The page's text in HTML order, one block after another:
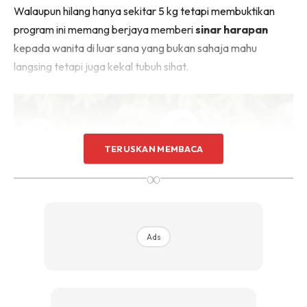
Walaupun hilang hanya sekitar 5 kg tetapi membuktikan
program ini memang berjaya memberisinar harapan
kepada wanita di luar sana yang bukan sahaja mahu
langsing tetapi juga kekal tubuh sihat.
TERUSKAN MEMBACA
∞
Ads